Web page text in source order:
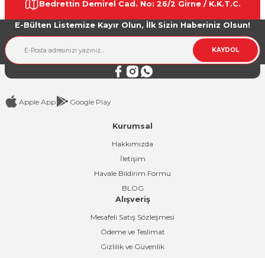
Ürün açıklamasında eksik bilgiler bulunuyor.
Ürün bilgilerinde hatalar bulunuyor.
Bedrettin Demirel Cad. No: 26/2 Girne / K.K.T.C.
E-Bülten Listemize Kayır Olun, İlk Sizin Haberiniz Olsun!
KAYDOL
Apple App Google Play
Kurumsal
Hakkımızda
İletişim
Havale Bildirim Formu
BLOG
Alışveriş
Mesafeli Satış Sözleşmesi
Ödeme ve Teslimat
Gizlilik ve Güvenlik